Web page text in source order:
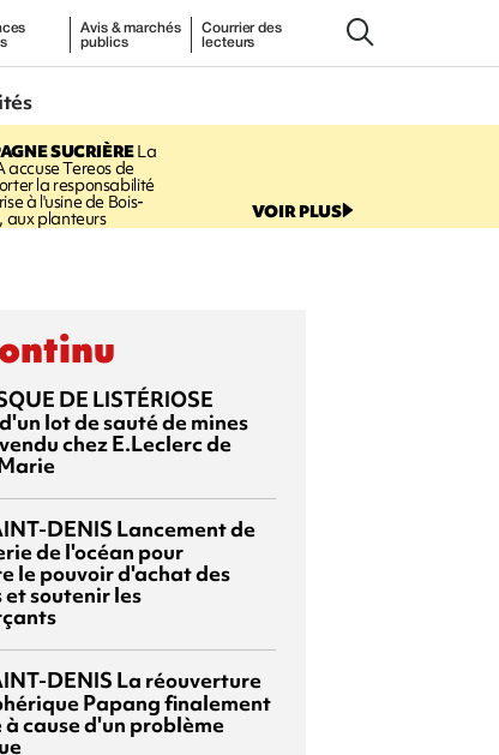
Avis & marchés
publics
Courrier des
lecteurs
SUCRIÈRELa
accuse Tereos de
la responsabilité
à l'usine de Bois-
aux planteurs VOIR PLUS
DE LISTÉRIOSE
lot de sauté de mines
chez E.Leclerc de
DENIS Lancement de
de l'océan pour
le pouvoir d'achat des
soutenir les
DENIS La réouverture
Papang finalement
cause d'un problème